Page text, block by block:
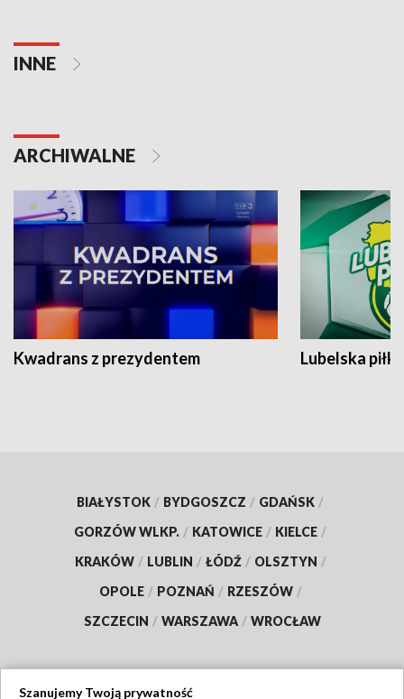
INNE
ARCHIWALNE
Kwadrans z prezydentem Lubelska piłka
BIAŁYSTOK / BYDGOSZCZ / GDAŃSK /
GORZÓW WLKP. / KATOWICE / KIELCE /
KRAKÓW / LUBLIN / ŁÓDŹ / OLSZTYN /
OPOLE / POZNAŃ / RZESZÓW /
SZCZECIN / WARSZAWA / WROCŁAW
Szanujemy Twoją prywatność